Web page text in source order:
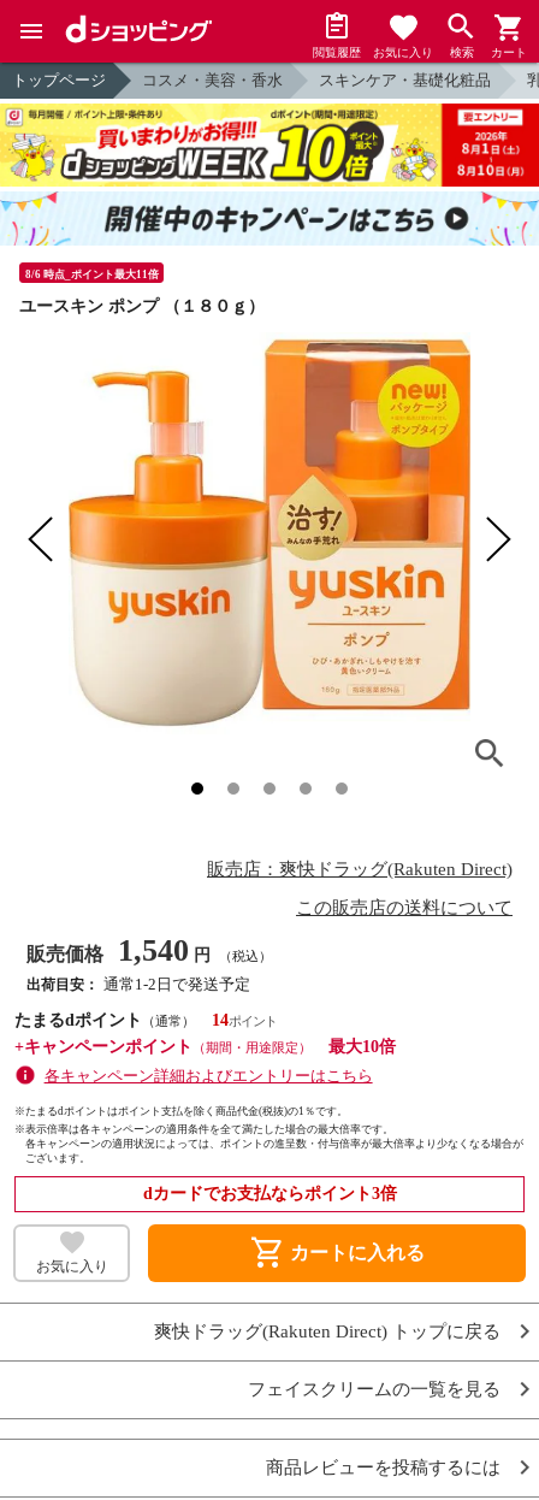
閲覧履歴 お気に入り 検索 カート
トップページ コスメ・美容・香水 スキンケア・基礎化粧品
8/6 時点_ポイント最大11倍
ユースキン ポンプ （１８０ｇ）
販売店：爽快ドラッグ(Rakuten Direct)
この販売店の送料について
販売価格 1,540 円 （税込）
出荷目安： 通常1-2日で発送予定
たまるdポイント
（通常）
14
+キャンペーンポイント
（期間・用途限定）
最大10倍
各キャンペーン詳細およびエントリーはこちら
※たまるdポイントはポイント支払を除く商品代金(税抜)の1％です。
※表示倍率は各キャンペーンの適用条件を全て満たした場合の最大倍率です。
各キャンペーンの適用状況によっては、ポイントの進呈数・付与倍率が最大倍率より少なくなる場合が
ございます。
dカードでお支払ならポイント3倍
お気に入り shopping_cart カートに入れる
爽快ドラッグ(Rakuten Direct) トップに戻る
フェイスクリームの一覧を見る
商品レビューを投稿するには